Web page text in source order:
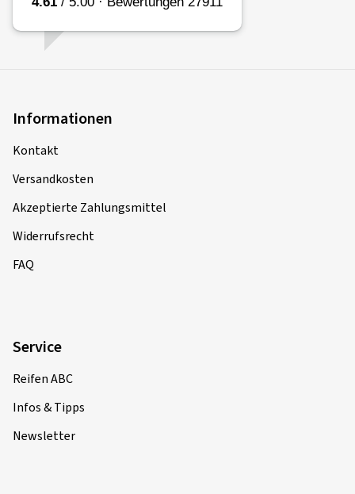
Informationen
Kontakt
Versandkosten
Akzeptierte Zahlungsmittel
Widerrufsrecht
FAQ
Service
Reifen ABC
Infos & Tipps
Newsletter